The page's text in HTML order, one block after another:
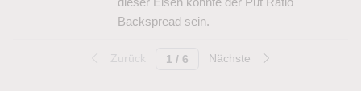
Backspread sein.
Zurück 1 / 6 Nächste